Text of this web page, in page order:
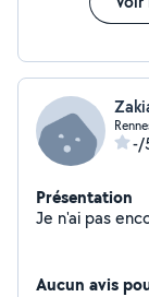
-/
Présentation
Aucun avis